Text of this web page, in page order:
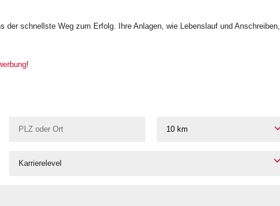
schnellste Weg zum Erfolg. Ihre Anlagen, wie Lebenslauf und Anschreiben,
!
10 km
Karrierelevel